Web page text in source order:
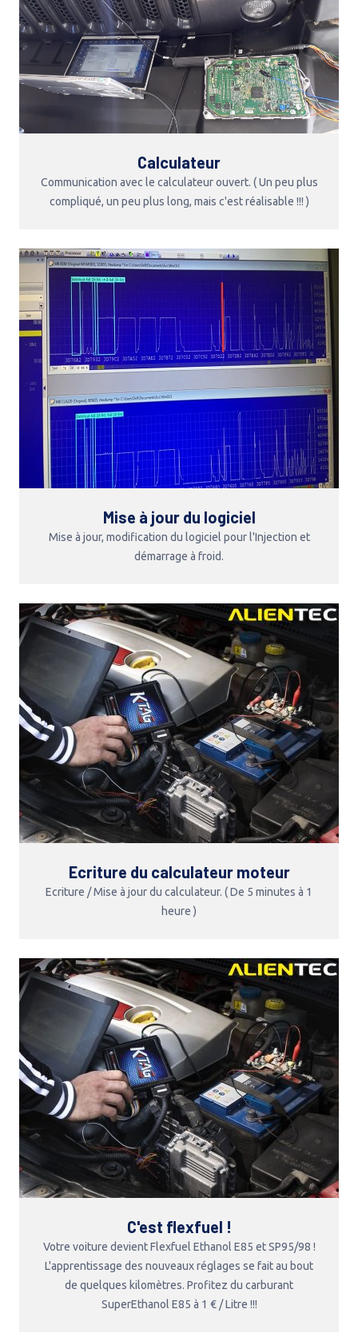
Calculateur
Communication avec le calculateur ouvert. ( Un peu plus
compliqué, un peu plus long, mais c'est réalisable !!! )
Mise à jour du logiciel
Mise à jour, modification du logiciel pour l'Injection et
démarrage à froid.
Ecriture du calculateur moteur
Ecriture / Mise à jour du calculateur. ( De 5 minutes à 1
heure )
C'est flexfuel !
Votre voiture devient Flexfuel Ethanol E85 et SP95/98 !
L'apprentissage des nouveaux réglages se fait au bout
de quelques kilomètres. Profitez du carburant
SuperEthanol E85 à 1 € / Litre !!!